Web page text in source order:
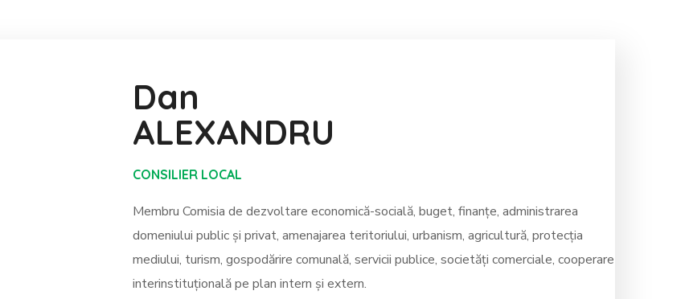
Dan
ALEXANDRU
CONSILIER LOCAL
Membru Comisia de dezvoltare economică-socială, buget, finanțe, administrarea
domeniului public și privat, amenajarea teritoriului, urbanism, agricultură, protecția
mediului, turism, gospodărire comunală, servicii publice, societăți comerciale, cooperare
interinstituțională pe plan intern și extern.